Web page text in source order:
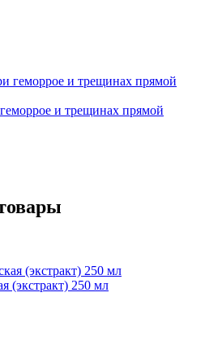
и трещинах прямой
(экстракт) 250 мл